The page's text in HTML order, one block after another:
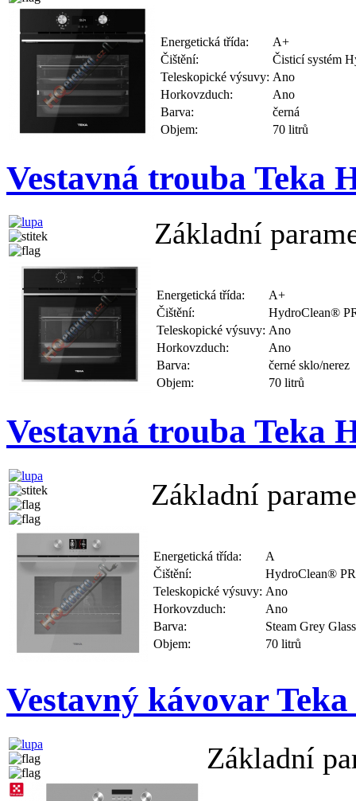
Energetická třída:
A+
Čištění:
Čisticí systém
Teleskopické výsuvy: Ano
Horkovzduch:
Ano
Barva:
černá
Objem:
70 litrů
Vestavná trouba Teka
Základní
Energetická třída:
A+
Čištění:
HydroClean®
Teleskopické výsuvy: Ano
Horkovzduch:
Ano
Barva:
černé sklo/nerez
Objem:
70 litrů
Vestavná trouba Teka
Základní
Energetická třída:
A
Čištění:
HydroClean®
Teleskopické výsuvy: Ano
Horkovzduch:
Ano
Barva:
Steam Grey Glass
Objem:
70 litrů
Vestavný kávovar
Základní